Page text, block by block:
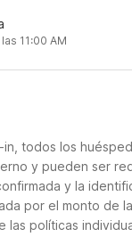
11:00 AM
in, todos los
y pueden ser
y la
por el monto de
las políticas